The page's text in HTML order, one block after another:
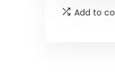
Add to